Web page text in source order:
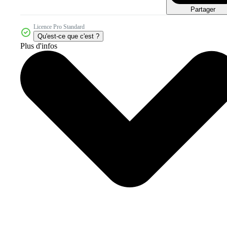
Partager
Licence Pro Standard
Qu'est-ce que c'est ?
Plus d'infos